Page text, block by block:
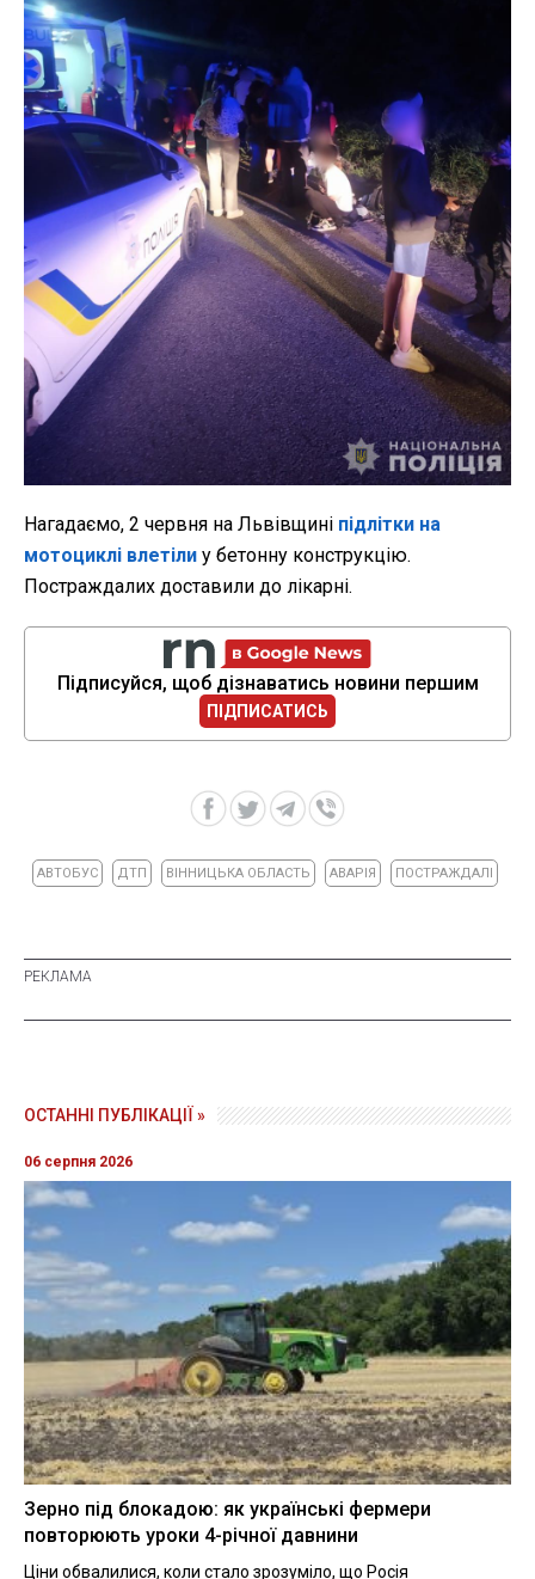
Нагадаємо, 2 червня на Львівщині підлітки на
мотоциклі влетіли у бетонну конструкцію.
Постраждалих доставили до лікарні.
Підписуйся, щоб дізнаватись новини першим
ПІДПИСАТИСЬ
АВТОБУС ДТП ВІННИЦЬКА ОБЛАСТЬ АВАРІЯ ПОСТРАЖДАЛІ
ОСТАННІ ПУБЛІКАЦІЇ »
06 серпня 2026
Зерно під блокадою: як українські фермери
повторюють уроки 4-річної давнини
Ціни обвалилися, коли стало зрозуміло, що Росія